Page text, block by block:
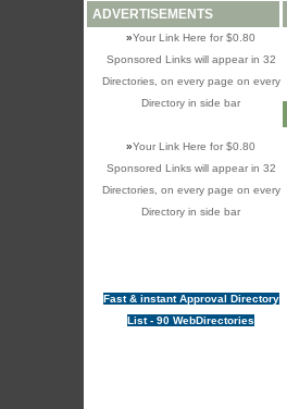
ADVERTISEMENTS
»Your Link Here for $0.80
Sponsored Links will appear in 32
Directories, on every page on every
Directory in side bar
»Your Link Here for $0.80
Sponsored Links will appear in 32
Directories, on every page on every
Directory in side bar
Fast & instant Approval Directory
List - 90 WebDirectories